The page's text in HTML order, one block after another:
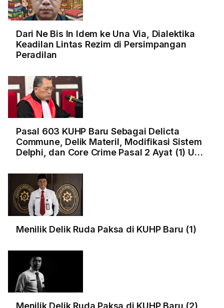
Dari Ne Bis In Idem ke Una Via, Dialektika
Keadilan Lintas Rezim di Persimpangan
Peradilan
Pasal 603 KUHP Baru Sebagai Delicta
Commune, Delik Materil, Modifikasi Sistem
Delphi, dan Core Crime Pasal 2 Ayat (1) UU
Menilik Delik Ruda Paksa di KUHP Baru (1)
Menilik Delik Ruda Paksa di KUHP Baru (2)